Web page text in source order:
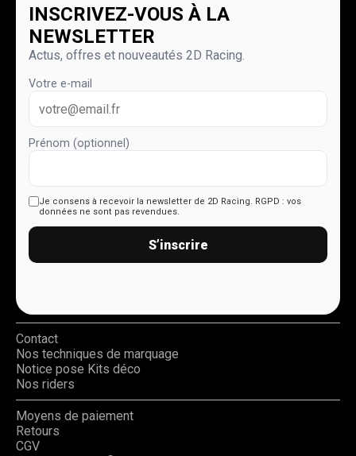
INSCRIVEZ-VOUS À LA
NEWSLETTER
Actus, offres et nouveautés 2D Racing.
Votre e-mail
Prénom (optionnel)
Je consens à recevoir la newsletter de 2D Racing. RGPD : vos
données ne sont pas revendues.
S’inscrire
Contact
Nos techniques de marquage
Notice pose Kits déco
Nos riders
Moyens de paiement
Retours
CGV